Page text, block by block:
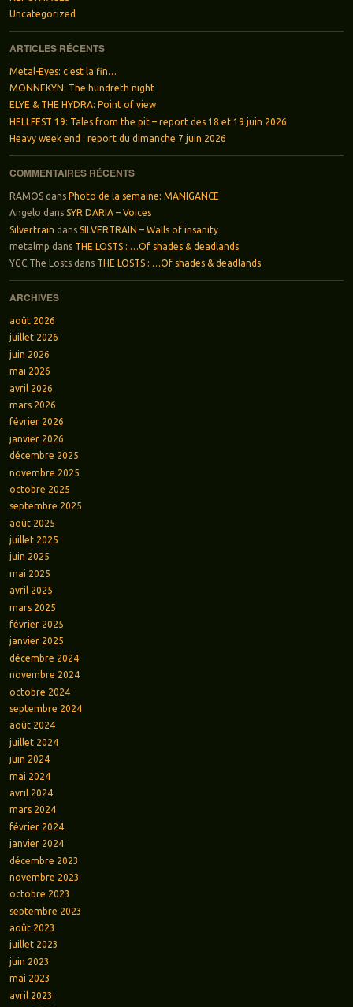
Uncategorized
ARTICLES RÉCENTS
Metal-Eyes: c’est la fin…
MONNEKYN: The hundreth night
ELYE & THE HYDRA: Point of view
HELLFEST 19: Tales from the pit – report des 18 et 19 juin 2026
Heavy week end : report du dimanche 7 juin 2026
COMMENTAIRES RÉCENTS
RAMOSdans Photo de la semaine: MANIGANCE
Angelo dans SYR DARIA – Voices
Silvertrain dans SILVERTRAIN – Walls of insanity
metalmp dans THE LOSTS : …Of shades & deadlands
YGC The Lostsdans THE LOSTS : …Of shades & deadlands
ARCHIVES
août 2026
juillet 2026
juin 2026
mai 2026
avril 2026
mars 2026
février 2026
janvier 2026
décembre 2025
novembre 2025
octobre 2025
septembre 2025
août 2025
juillet 2025
juin 2025
mai 2025
avril 2025
mars 2025
février 2025
janvier 2025
décembre 2024
novembre 2024
octobre 2024
septembre 2024
août 2024
juillet 2024
juin 2024
mai 2024
avril 2024
mars 2024
février 2024
janvier 2024
décembre 2023
novembre 2023
octobre 2023
septembre 2023
août 2023
juillet 2023
juin 2023
mai 2023
avril 2023